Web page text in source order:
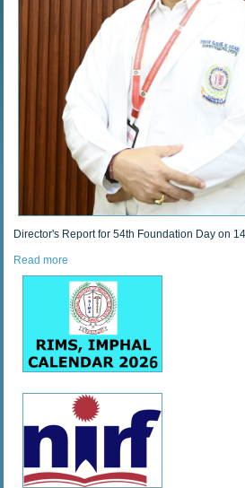
Director's Report for 54th Foundation Day on
Read more